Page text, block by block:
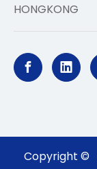
HONGKONG
Copyright ©